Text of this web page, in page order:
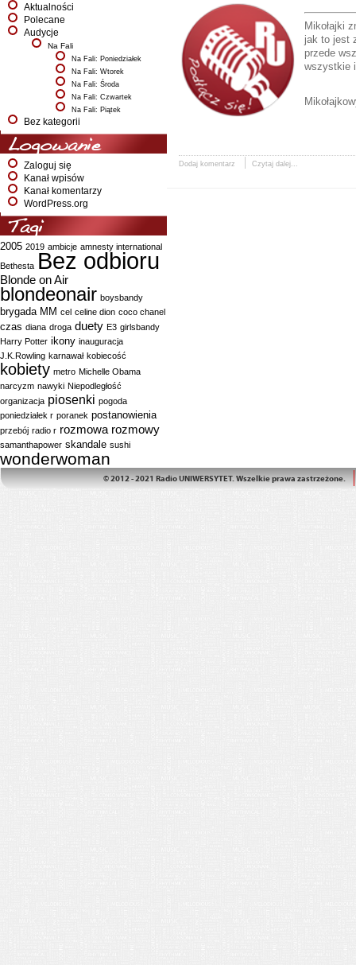
Aktualności
Polecane
Audycje
Na Fali
Na Fali: Poniedziałek
Na Fali: Wtorek
Na Fali: Środa
Na Fali: Czwartek
Na Fali: Piątek
Bez kategorii
Logowanie
Zaloguj się
Kanał wpisów
Kanał komentarzy
WordPress.org
Tagi
2005 2019 ambicje amnesty international
Bethesta Bez odbioru
Blonde on Air
blondeonair boysbandy
brygada MM cel celine dion coco chanel
czas diana droga duety E3 girlsbandy
Harry Potter ikony inauguracja
J.K.Rowling karnawał kobiecość
kobiety metro Michelle Obama
narcyzm nawyki Niepodległość
organizacja piosenki pogoda
poniedziałek r poranek postanowienia
przebój radio r rozmowa rozmowy
samanthapower skandale sushi
wonderwoman
Mikołajki
jak to jest
przede
wszystkie
Dodaj komentarz Czytaj dalej...
© 2012 - 2021 Radio UNIWERSYTET. Wszelkie prawa zastrzeżone.